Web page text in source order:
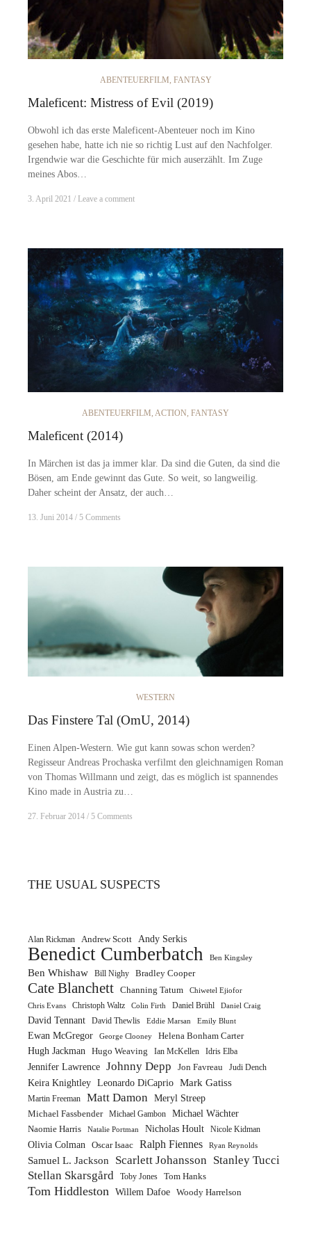
ABENTEUERFILM FANTASY
Maleficent: Mistress of Evil (2019)
Obwohl ich das erste Maleficent-Abenteuer noch im Kino
gesehen habe, hatte ich nie so richtig Lust auf den Nachfolger.
Irgendwie war die Geschichte für mich auserzählt. Im Zuge
meines Abos…
3. April 2021 Leave a comment
ABENTEUERFILM ACTION FANTASY
Maleficent (2014)
In Märchen ist das ja immer klar. Da sind die Guten, da sind die
Bösen, am Ende gewinnt das Gute. So weit, so langweilig.
Daher scheint der Ansatz, der auch…
13. Juni 2014 5 Comments
WESTERN
Das Finstere Tal (OmU, 2014)
Einen Alpen-Western. Wie gut kann sowas schon werden?
Regisseur Andreas Prochaska verfilmt den gleichnamigen Roman
von Thomas Willmann und zeigt, das es möglich ist spannendes
Kino made in Austria zu…
27. Februar 2014 5 Comments
THE USUAL SUSPECTS
Alan Rickman Andrew Scott Andy Serkis
Benedict Cumberbatch Ben Kingsley
Ben Whishaw Bill Nighy Bradley Cooper
Cate Blanchett Channing Tatum
Chiwetel Ejiofor
Chris Evans
Christoph Waltz Colin Firth Daniel Brühl Daniel Craig
David Tennant David Thewlis Eddie Marsan Emily Blunt
Ewan McGregor George Clooney Helena Bonham Carter
Hugh Jackman Hugo Weaving Ian McKellen Idris Elba
Jennifer Lawrence Johnny Depp Jon Favreau Judi Dench
Keira Knightley Leonardo DiCaprio Mark Gatiss
Martin Freeman Matt Damon Meryl Streep
Michael Fassbender Michael Gambon Michael Wächter
Naomie Harris Natalie Portman Nicholas Hoult Nicole Kidman
Olivia Colman Oscar Isaac Ralph Fiennes Ryan Reynolds
Samuel L. Jackson Scarlett Johansson Stanley Tucci
Stellan Skarsgård
Toby Jones Tom Hanks
Tom Hiddleston Willem Dafoe Woody Harrelson